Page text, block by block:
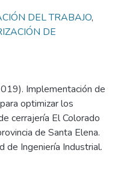
DEL TRABAJO,
DE
Implementación de
optimizar los
cerrajería El Colorado
de Santa Elena.
de Ingeniería Industrial.